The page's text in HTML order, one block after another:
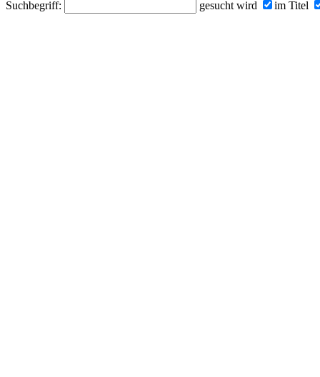
Suchbegriff: gesucht wird im Titel